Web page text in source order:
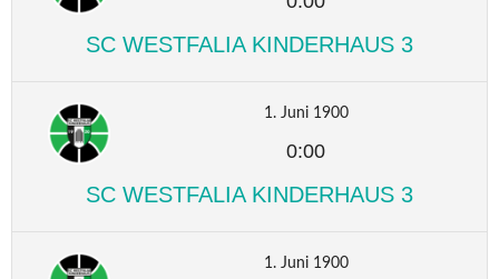
SC WESTFALIA KINDERHAUS 3
1. Juni 1900
0:00
SC WESTFALIA KINDERHAUS 3
1. Juni 1900